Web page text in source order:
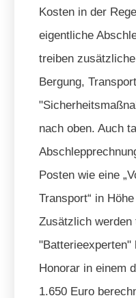
Kosten in der
eigentliche
treiben
Bergung,
nach oben. Auch
Posten wie eine
Transport“ in
Zusätzlich werden
"Batterieexperten"
Honorar in einem
1.650 Euro